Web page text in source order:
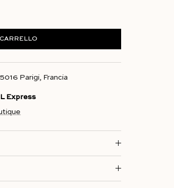
Parigi, Francia
Express